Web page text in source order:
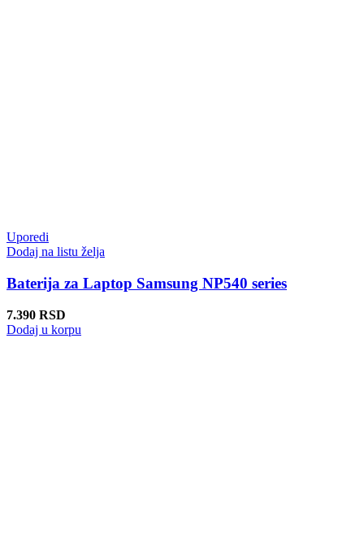
Uporedi
Dodaj na listu želja
Baterija za Laptop Samsung NP540 series
7.390 RSD
Dodaj u korpu